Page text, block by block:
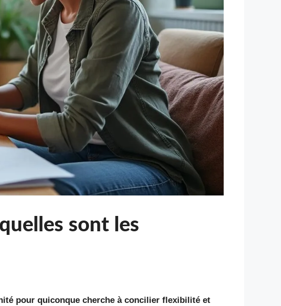
sont les
pour quiconque cherche à concilier flexibilité et